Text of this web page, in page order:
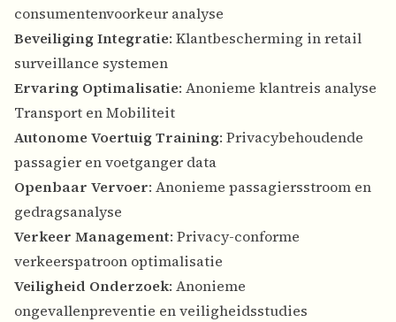
consumentenvoorkeur analyse
Beveiliging Integratie: Klantbescherming in retail
surveillance systemen
Ervaring Optimalisatie: Anonieme klantreis analyse
Transport en Mobiliteit
Autonome Voertuig Training: Privacybehoudende
passagier en voetganger data
Openbaar Vervoer: Anonieme passagiersstroom en
gedragsanalyse
Verkeer Management: Privacy-conforme
verkeerspatroon optimalisatie
Veiligheid Onderzoek: Anonieme
ongevallenpreventie en veiligheidsstudies